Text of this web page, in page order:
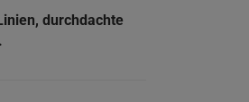
durchdachte